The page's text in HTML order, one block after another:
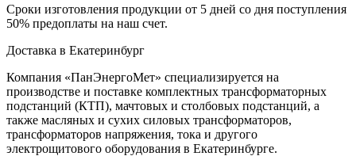
Сроки изготовления продукции от 5 дней со дня поступления
50% предоплаты на наш счет.
Доставка в Екатеринбург
Компания «ПанЭнергоМет» специализируется на
производстве и поставке комплектных трансформаторных
подстанций (КТП), мачтовых и столбовых подстанций, а
также масляных и сухих силовых трансформаторов,
трансформаторов напряжения, тока и другого
электрощитового оборудования в Екатеринбурге.